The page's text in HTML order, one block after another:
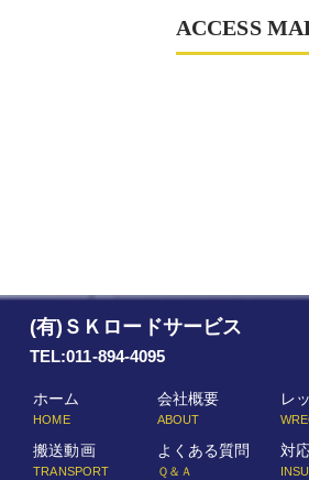
ACCESS
(有)ＳＫロードサービス
TEL:011-894-4095
ホーム
HOME
会社概要
ABOUT
レ
搬送動画
TRANSPORT
よくある質問
Ｑ＆Ａ
対